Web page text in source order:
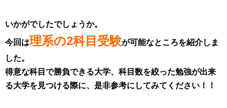
いかがでしたでしょうか。
今回は理系の2科目受験が可能なところを紹介しま
した。
得意な科目で勝負できる大学、科目数を絞った勉強が出来
る大学を見つける際に、是非参考にしてみてください！！